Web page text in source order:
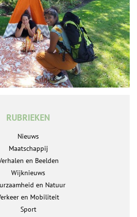
RUBRIEKEN
Nieuws
Maatschappij
en Beelden
Wijknieuws
en Natuur
en Mobiliteit
Sport